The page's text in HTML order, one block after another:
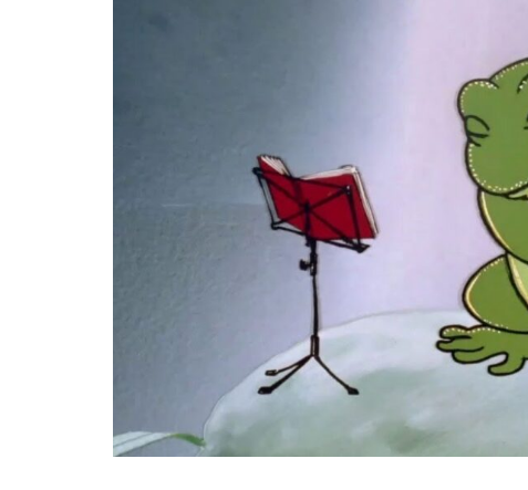
25 julio, 2026
Hurdy Gurdy Man: mapas de
creatividad
MÚSICA